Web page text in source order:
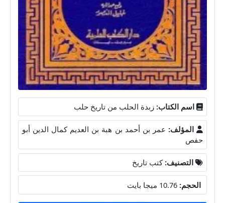
اسم الكتاب: زبدة الحلب من تاريخ حلب
المؤلف: عمر بن أحمد بن هبة بن العديم كمال الدين أبو
حفص
التصنيف: كتب تاريخ
الحجم: